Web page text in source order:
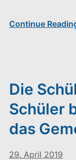
Continue
Die
Schüler
das
29. April 2019